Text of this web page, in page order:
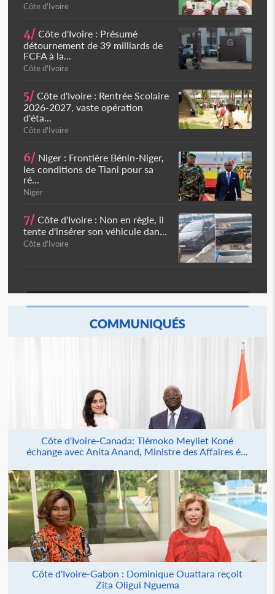
Côte d'Ivoire
4/ Côte d'Ivoire : Présumé
détournement de 39 milliards de
FCFA à la...
Côte d'Ivoire
5/ Côte d'Ivoire : Rentrée Scolaire
2026-2027, vaste opération
d'éta...
Côte d'Ivoire
6/ Niger : Frontière Bénin-Niger,
les conditions de Tiani pour sa
ré...
Niger
7/ Côte d'Ivoire : Non en règle, il
tente d'insérer son véhicule dan...
Côte d'Ivoire
COMMUNIQUÉS
Côte d'Ivoire-Canada: Tiémoko Meyliet Koné
échange avec Anita Anand, Ministre des Affaires é...
Côte d'Ivoire-Gabon : Dominique Ouattara reçoit
Zita Oligui Nguema